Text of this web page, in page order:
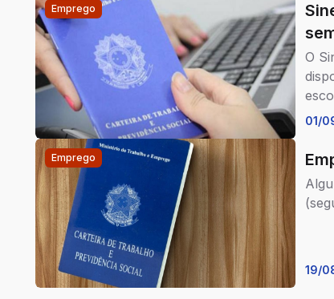
Emprego
O
01/
Emprego
19/